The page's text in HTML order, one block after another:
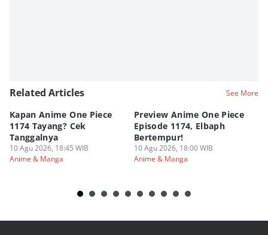
Related Articles See More
Kapan Anime One Piece
1174 Tayang? Cek
Tanggalnya
10 Agu 2026, 18:45 WIB
Anime & Manga
Preview Anime One Piece
Episode 1174, Elbaph
Bertempur!
10 Agu 2026, 18:00 WIB
Anime & Manga